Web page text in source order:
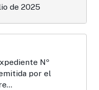
de 2025
Nº
por el